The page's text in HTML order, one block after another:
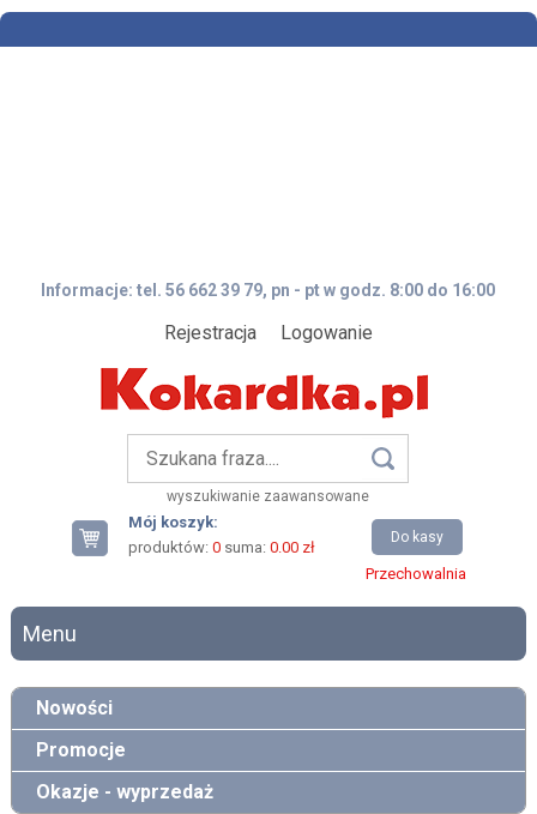
Informacje: tel. 56 662 39 79, pn - pt w godz. 8:00 do 16:00
Rejestracja Logowanie
wyszukiwanie zaawansowane
Mój koszyk:
produktów: 0suma: 0.00 zł
Do kasy
Przechowalnia
Menu
Nowości
Promocje
Okazje - wyprzedaż